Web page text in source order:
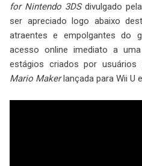
for Nintendo 3DSdivulgado
ser apreciado logo abaixo
atraentes e empolgantes do
acesso online imediato a
estágios criados por usuários
Mario Makerlançada para Wii U